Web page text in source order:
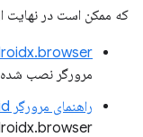
که ممکن است در نهایت
مرورگر نصب شده
راهنمای مرورگر Android